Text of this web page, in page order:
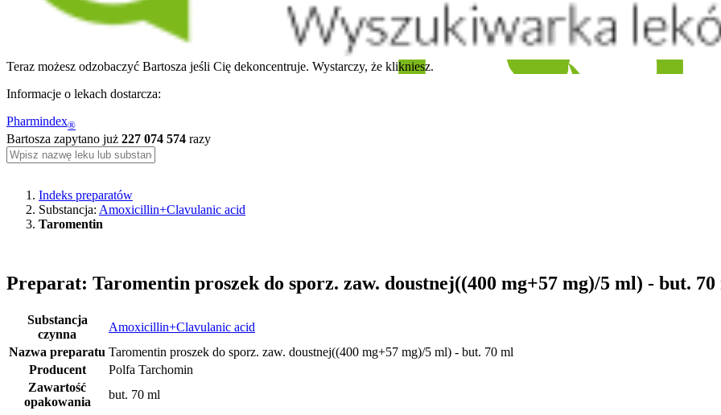
Teraz możesz odzobaczyć Bartosza jeśli Cię dekoncentruje. Wystarczy, że klikniesz.
Informacje o lekach dostarcza:
Pharmindex®
Bartosza zapytano już 227 074 574 razy
Indeks preparatów
Substancja: Amoxicillin+Clavulanic acid
Taromentin
Preparat: Taromentin proszek do sporz. zaw. doustnej((400 mg+57 mg)/5 ml) - but.
Substancja
czynna
Amoxicillin+Clavulanic acid
Nazwa preparatu Taromentin proszek do sporz. zaw. doustnej((400 mg+57 mg)/5 ml) - but. 70 ml
Producent
Polfa Tarchomin
Zawartość
opakowania
but. 70 ml